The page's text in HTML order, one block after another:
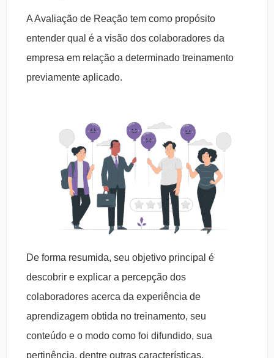
A Avaliação de Reação tem como propósito
entender qual é a visão dos colaboradores da
empresa em relação a determinado treinamento
previamente aplicado.
De forma resumida, seu objetivo principal é
descobrir e explicar a percepção dos
colaboradores acerca da experiência de
aprendizagem obtida no treinamento, seu
conteúdo e o modo como foi difundido, sua
pertinência, dentre outras características.